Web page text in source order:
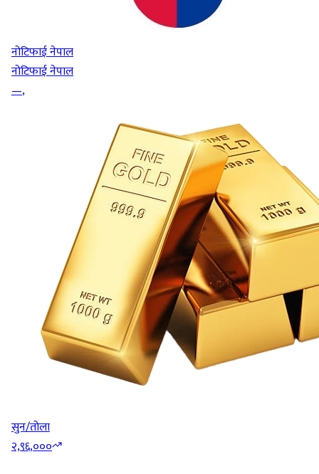
नोटिफाई नेपाल
नोटिफाई नेपाल
—,
सुन/तोला
२,९६,०००